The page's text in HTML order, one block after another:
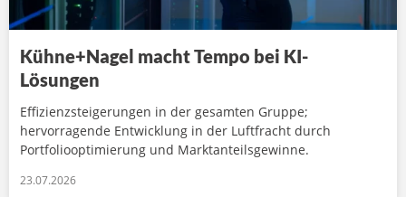
Kühne+Nagel macht Tempo bei KI-
Lösungen
Effizienzsteigerungen in der gesamten Gruppe;
hervorragende Entwicklung in der Luftfracht durch
Portfoliooptimierung und Marktanteilsgewinne.
23.07.2026